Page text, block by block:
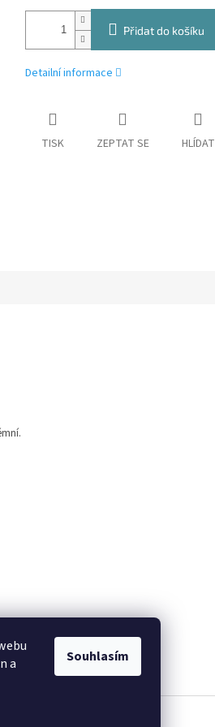
a
Souhlasím
Přidat do košíku
Detailní informace
TISK ZEPTAT SE HLÍDAT